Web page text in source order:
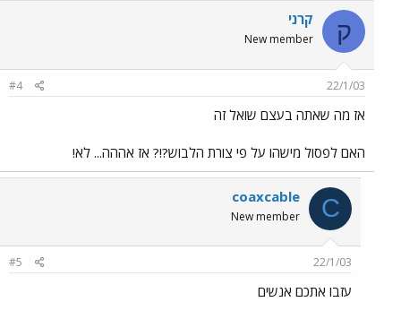
ק קרני
New member
22/1/03
#4
אז מה שאתה בעצם שואל זה
האם לפסול מישהו על פי צורת הלבוש?!? אז אההה... לא!
C
coaxcable
New member
22/1/03
#5
עזבו אתכם אנשים